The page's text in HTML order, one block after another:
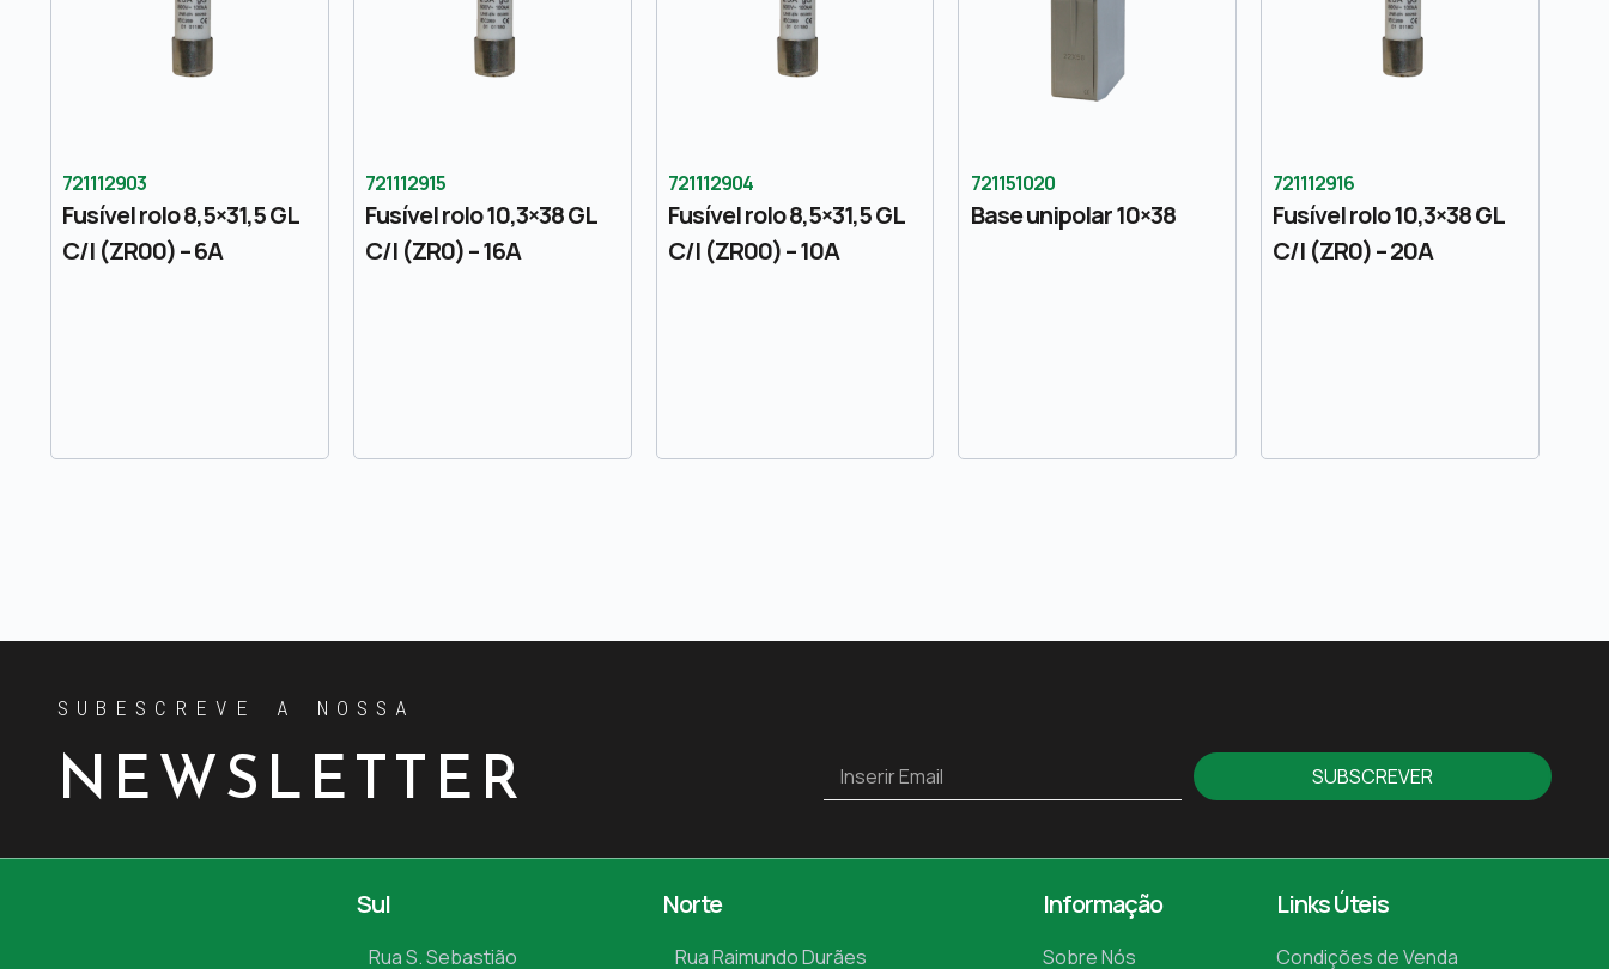
721112903
Fusível rolo 8,5×31,5 GL
C/I (ZR00) – 6A
721112915
Fusível rolo 10,3×38 GL
C/I (ZR0) – 16A
721112904
Fusível rolo 8,5×31,5 GL
C/I (ZR00) – 10A
721151020
Base unipolar 10×38
721112916
Fusível rolo 10,3×38 GL
C/I (ZR0) – 20A
SUBESCREVE A NOSSA
NEWSLETTER SUBSCREVER
Sul
Rua S. Sebastião
Norte
Rua Raimundo Durães
Informação
Sobre Nós
Links Úteis
Condições de Venda